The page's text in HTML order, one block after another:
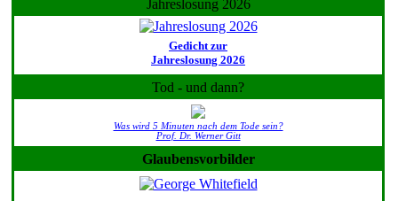
Jahreslosung 2026
Gedicht zur
Jahreslosung 2026
Tod - und dann?
Was wird 5 Minuten nach dem Tode sein?
Prof. Dr. Werner Gitt
Glaubensvorbilder